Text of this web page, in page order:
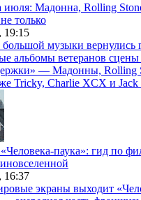
июля: Мадонна, Rolling
только
19:15
музыки вернулись
альбомы ветеранов сцены
— Мадонны, Rolling
Tricky, Charlie XCX и Jack
паука»: гид по
16:37
экраны выходит